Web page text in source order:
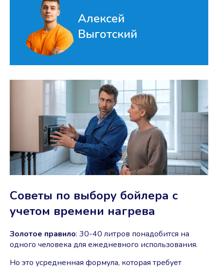
Алексей
Выготский
Советы по выбору бойлера с
учетом времени нагрева
Золотое правило: 30-40 литров понадобится на
одного человека для ежедневного использования.
Но это усредненная формула, которая требует